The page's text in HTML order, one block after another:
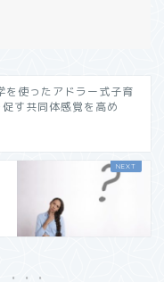
を使ったアドラー式子育
す共同体感覚を高め